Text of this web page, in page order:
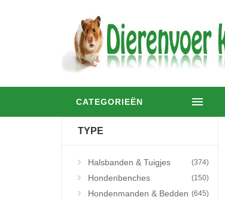
CATEGORIEËN
TYPE
Halsbanden & Tuigjes (374)
Hondenbenches (150)
Hondenmanden & Bedden (645)